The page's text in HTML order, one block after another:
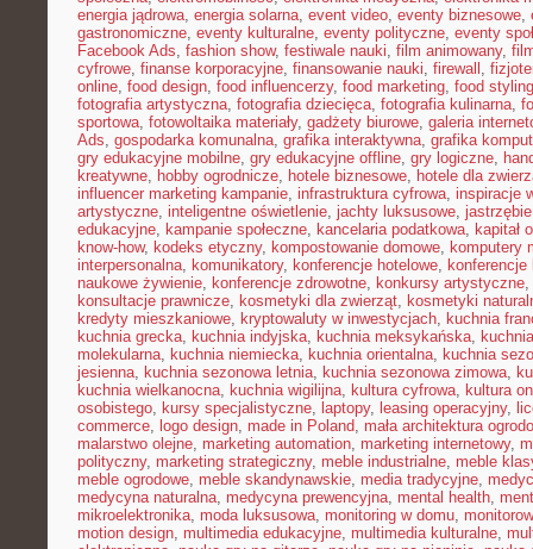
energia jądrowa, energia solarna, event video, eventy biznesowe,
gastronomiczne, eventy kulturalne, eventy polityczne, eventy
Facebook Ads, fashion show, festiwale nauki, film animowany,
cyfrowe, finanse korporacyjne, finansowanie nauki, firewall ,
online, food design, food influencerzy, food marketing, food styling
fotografia artystyczna, fotografia dziecięca, fotografia kulinarna,
sportowa, fotowoltaika materiały, gadżety biurowe, galeria
Ads, gospodarka komunalna, grafika interaktywna, grafika
gry edukacyjne mobilne, gry edukacyjne offline, gry logiczne,
kreatywne, hobby ogrodnicze, hotele biznesowe, hotele dla
influencer marketing kampanie, infrastruktura cyfrowa, inspiracje
artystyczne, inteligentne oświetlenie, jachty luksusowe,
edukacyjne, kampanie społeczne, kancelaria podatkowa, kapitał
know-how, kodeks etyczny, kompostowanie domowe, komputery
interpersonalna, komunikatory, konferencje hotelowe, konferencje
naukowe żywienie, konferencje zdrowotne, konkursy artystyczne,
konsultacje prawnicze, kosmetyki dla zwierząt, kosmetyki
kredyty mieszkaniowe, kryptowaluty w inwestycjach, kuchnia
kuchnia grecka, kuchnia indyjska, kuchnia meksykańska,
molekularna, kuchnia niemiecka, kuchnia orientalna, kuchnia
jesienna, kuchnia sezonowa letnia, kuchnia sezonowa zimowa,
kuchnia wielkanocna, kuchnia wigilijna, kultura cyfrowa, kultura
osobistego, kursy specjalistyczne, laptopy, leasing operacyjny,
commerce, logo design, made in Poland, mała architektura
malarstwo olejne, marketing automation, marketing internetowy,
polityczny, marketing strategiczny, meble industrialne, meble
meble ogrodowe, meble skandynawskie, media tradycyjne,
medycyna naturalna, medycyna prewencyjna, mental health,
mikroelektronika, moda luksusowa, monitoring w domu,
motion design, multimedia edukacyjne, multimedia kulturalne,